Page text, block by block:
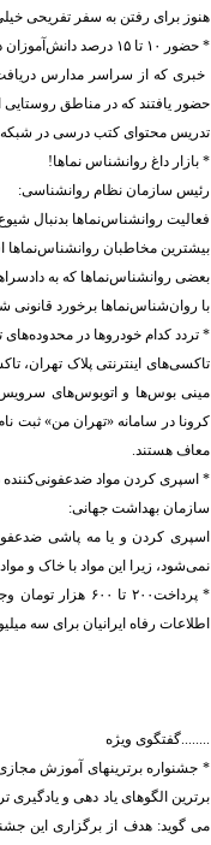
هنوز برای رفتن به سفر تفریحی
* حضور ۱۰ تا ۱۵ درصد دانش‌آموزان در مدارس بعد از بازگشایی: وزیر آموزش و پرورش:
حضور یافتند که در مناطق روستایی
تدریس محتوای کتب درسی در شبکه
* بازار داغ روانشناس نماها!
رئیس سازمان نظام روانشناسی:
فعالیت روانشناس‌نماها بدنبال
بیشترین مخاطبان روانشناس‌نماها افرادی با
بعضی روانشناس‌نماها که به
با روان‌شناس‌نماها برخورد قانونی
* تردد کدام خودروها در
تاکسی‌های اینترنتی پلاک تهران،
مینی بوس‌ها و اتوبوس‌های سرویس
کرونا در سامانه «تهران من» ثبت
معاف هستند.
* اسپری کردن مواد
سازمان بهداشت جهانی:
اسپری کردن و یا مه پاشی
نمی‌شود، زیرا این مواد با خاک و
* پرداخت۲۰۰ تا
اطلاعات رفاه ایرانیان برای سه میلیون خانوار که
........گفتگوی ویژه
* جشنواره برترینهای آموزش
برترین الگوهای یاد دهی و
می گوید: هدف از برگزاری این